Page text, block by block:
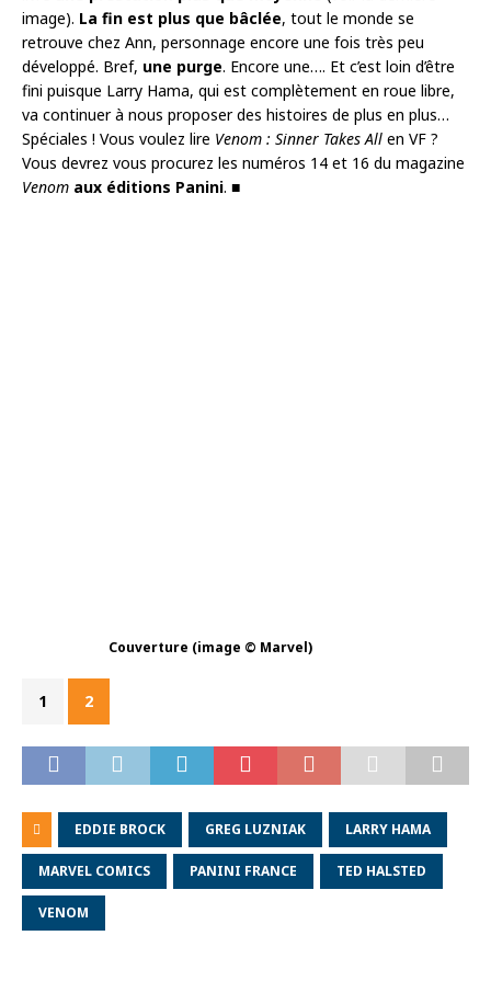
image). La fin est plus que bâclée, tout le monde se
retrouve chez Ann, personnage encore une fois très peu
développé. Bref, une purge. Encore une…. Et c’est loin d’être
fini puisque Larry Hama, qui est complètement en roue libre,
va continuer à nous proposer des histoires de plus en plus…
Spéciales ! Vous voulez lire Venom : Sinner Takes All en VF ?
Vous devrez vous procurez les numéros 14 et 16 du magazine
Venom aux éditions Panini. ■
Couverture (image © Marvel)
1 2
EDDIE BROCK GREG LUZNIAK LARRY HAMA
MARVEL COMICS PANINI FRANCE TED HALSTED
VENOM